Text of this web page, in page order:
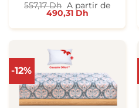
557,17Dh A partir de
490,31 Dh
-12%